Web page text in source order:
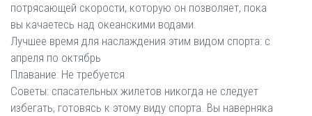
потрясающей скорости, которую он позволяет, пока
вы качаетесь над океанскими водами.
Лучшее время для наслаждения этим видом спорта: с
апреля по октябрь
Плавание: Не требуется
Советы: спасательных жилетов никогда не следует
избегать, готовясь к этому виду спорта. Вы наверняка